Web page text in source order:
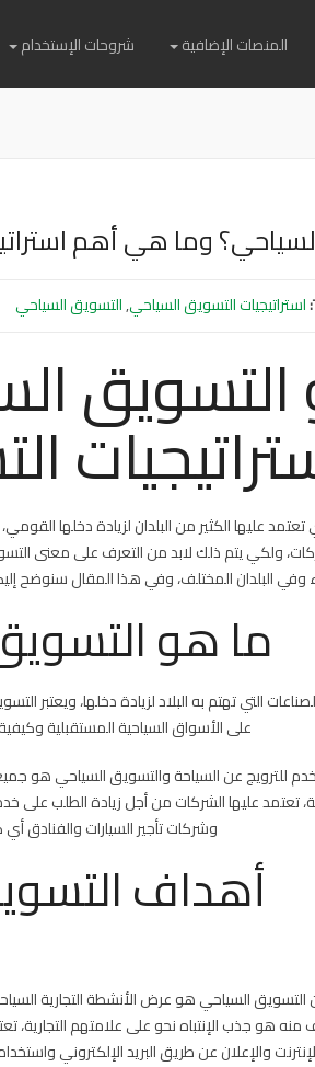
المنصات الإضافية شروحات الإستخدام
وما هي أهم
استراتيجيات التسويق السياحي,التسويق السياحي
عليها الكثير من البلدان لزيادة دخلها
ولكي يتم ذلك لابد من التعرف على معنى
وفي البلدان المختلف، وفي هذا المقال سنوضح
ما هو
التي تهتم به البلاد لزيادة دخلها،
على الأسواق السياحية المستقبلية
للترويج عن السياحة والتسويق السياحي هو
تعتمد عليها الشركات من أجل زيادة الطلب على
وشركات تأجير السيارات والفنادق
أهداف
السياحي هو عرض الأنشطة التجارية
هو جذب الإنتباه نحو على علامتهم التجارية،
والإعلان عن طريق البريد الإلكتروني